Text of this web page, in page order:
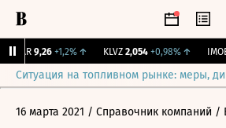
9,26 +1,2%↑ KLVZ 2,054 +0,98%↑ IMOEX
Ситуация на топливном рынке: меры,
16 марта 2021 / Справочник компаний /